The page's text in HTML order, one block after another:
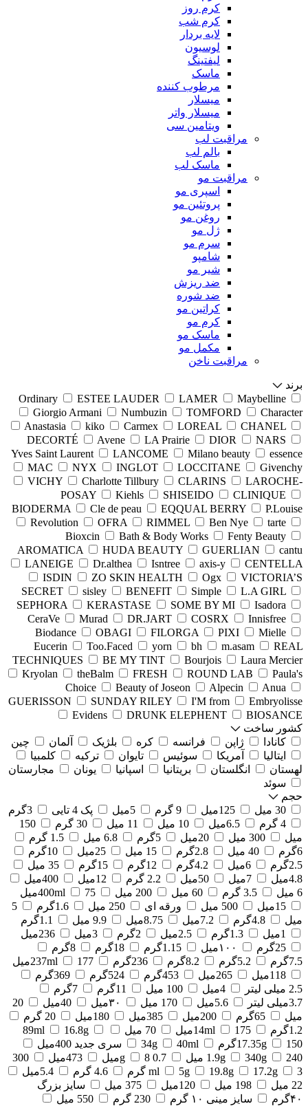
کرم روز
کرم شب
لایه بردار
لوسیون
لیفتینگ
ماسک
مرطوب کننده
میسلار
میسلار واتر
ویتامین سی
مراقبت لب
بالم لب
ماسک لب
مراقبت مو
اسپری مو
پروتئین مو
روغن مو
ژل مو
سرم مو
شامپو
شیر مو
ضد ریزش
ضد شوره
کراتین مو
کرم مو
ماسک مو
مکمل مو
مراقبت ناخن
برند
Ordinary
ESTEE LAUDER LAMER
Maybelline
Giorgio Armani
Numbuzin TOMFORD
Character
Anastasia
kiko Carmex LOREAL
CHANEL
DECORTÉ
Avene LA Prairie DIOR
NARS
Yves Saint Laurent
LANCOME Milano beauty
essence
MAC
NYX INGLOT LOCCITANE
Givenchy
VICHY
Charlotte Tillbury CLARINS
LAROCHE-
POSAY
Kiehls SHISEIDO
CLINIQUE
BIODERMA
Cle de peau EQQUAL BERRY
P.Louise
Revolution
OFRA RIMMEL Ben Nye
tarte
Bioxcin
Bath & Body Works
Fenty Beauty
AROMATICA
HUDA BEAUTY GUERLIAN
cantu
LANEIGE
Dr.althea Isntree axis-y
CENTELLA
ISDIN
ZO SKIN HEALTH Ogx
VICTORIA’S
SECRET
sisley BENEFIT Simple
L.A GIRL
SEPHORA
KERASTASE SOME BY MI
Isadora
CeraVe
Murad DR.JART COSRX
Innisfree
Biodance
OBAGI FILORGA PIXI
Mielle
Eucerin
Too.Faced yorn bh m.asam
REAL
TECHNIQUES
BE MY TINT Bourjois
Laura Mercier
Kryolan
theBalm FRESH ROUND LAB
Paula's
Choice
Beauty of Joseon Alpecin
Anua
GUERISSON
SUNDAY RILEY I'M from
Embryolisse
Evidens
DRUNK ELEPHENT
BIOSANCE
کشور ساخت
کانادا
ژاپن فرانسه کره بلژیک آلمان
چین
ایتالیا
آمریکا سوئیس تایوان ترکیه
کلمبیا
لهستان
انگلستان بریتانیا اسپانیا یونان
مجارستان
سوئد
حجم
30 میل
125میل 9 گرم 5میل پک 4 تایی
3گرم
4 گرم
6.5میل 10 میل 11 میل 30 گرم
150
میل
300 میل 20میل 5گرم 6.8 میل
1.5 گرم
6گرم
40 میل 2.8گرم 15 میل 25میل
10گرم
2.5گرم
6میل 4.2گرم 12گرم 15گرم
35 میل
4.8میل
7میل 50میل 2.2 گرم 12میل
400میل
6 میل
3.5 گرم 60 میل 200 میل 400ml
75میل
15میل
500 میل ورقه ای 250 میل 1.6گرم
5
میل
4.8گرم 7.2میل 8.75میل 9.9 میل
1.1گرم
1میل
1.3گرم 2.5میل 2گرم 3میل
236میل
25گرم
۱۰۰میل 1.15گرم 18گرم
8گرم
7.5گرم
5.2گرم 8.2گرم 236گرم 237ml
177میل
118میل
265میل 453گرم 524گرم
369گرم
2.5 میلی لیتر
4میل 100 میل 11گرم
7گرم
3.7میلی لیتر
5.6میل 170 میل ۳۰میل 40میل
20
میل
65گرم 200میل 385میل 180میل
20 گرم
1.2گرم
14ml 175میل 70 میل 89ml
16.8g
17.35g
150گرم 34g 40ml
سری جدید 400میل
1.9g
340g 240 میل 0.7 g 8میل 473میل
300
ml
5g 19.8g 17.2g 3 گرم 4.6 گرم
5.4میل
22 میل
198 میل 120میل 375 میل
سایز بزرگ
۴۰گرم
سایز مینی ۱۰ گرم 230 گرم
550 میل